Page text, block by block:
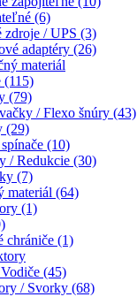
(6)
zdroje / UPS (3)
adaptéry (26)
materiál
(115)
(79)
/ Flexo šnúry (43)
(29)
(10)
/ Redukcie (30)
(7)
materiál (64)
(1)
chrániče (1)
(45)
/ Svorky (68)